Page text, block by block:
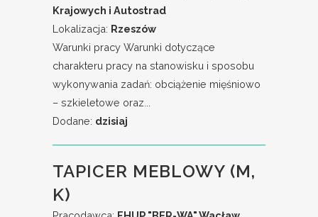
Krajowych i Autostrad
Lokalizacja: Rzeszów
Warunki pracy Warunki dotyczące
charakteru pracy na stanowisku i sposobu
wykonywania zadań: obciążenie mięśniowo
– szkieletowe oraz...
Dodane: dzisiaj
TAPICER MEBLOWY (M,
K)